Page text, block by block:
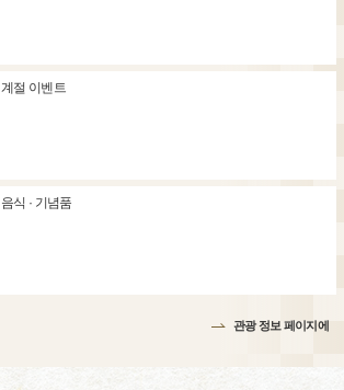
계절 이벤트
음식 · 기념품
관광 정보 페이지에